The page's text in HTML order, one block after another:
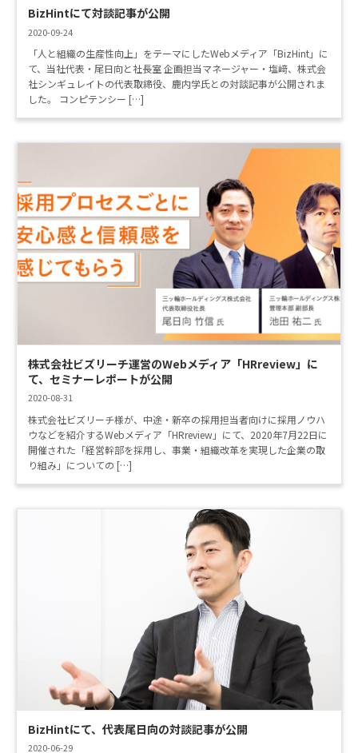
BizHintにて対談記事が公開
2020-09-24
「人と組織の生産性向上」をテーマにしたWebメディア「BizHint」に
て、当社代表・尾日向と社長室 企画担当マネージャー・塩﨑、株式会
社シンギュレイトの代表取締役、鹿内学氏との対談記事が公開されま
した。 コンピテンシー […]
株式会社ビズリーチ運営のWebメディア「HRreview」に
て、セミナーレポートが公開
2020-08-31
株式会社ビズリーチ様が、中途・新卒の採用担当者向けに採用ノウハ
ウなどを紹介するWebメディア「HRreview」にて、2020年7月22日に
開催された「経営幹部を採用し、事業・組織改革を実現した企業の取
り組み」についての […]
BizHintにて、代表尾日向の対談記事が公開
2020-06-29